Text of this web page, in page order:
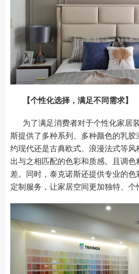
【个性化选择，满足不同需求】
为了满足消费者对于个性化家居
斯提供了多种系列、多种颜色的乳胶
约现代还是古典欧式、浪漫法式等风
出与之相匹配的色彩和质感。且调
差。同时，泰克诺斯还提供专业的
定制服务，让家居空间更加独特、个